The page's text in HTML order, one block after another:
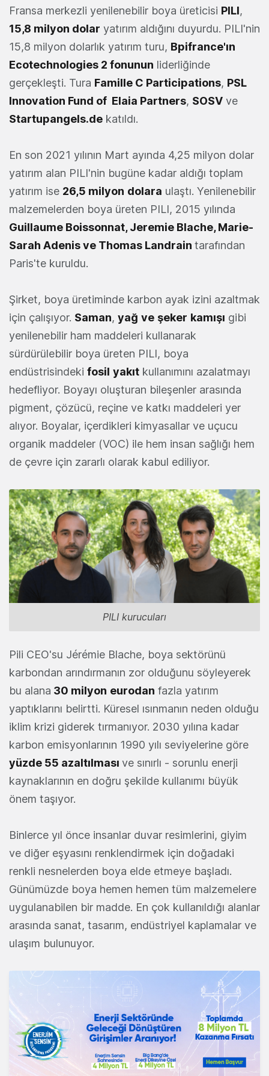
Fransa merkezli yenilenebilir boya üreticisi PILI,
15,8 milyon dolar yatırım aldığını duyurdu. PILI'nin
15,8 milyon dolarlık yatırım turu, Bpifrance'ın
Ecotechnologies 2 fonunun liderliğinde
gerçekleşti. Tura Famille C Participations, PSL
Innovation Fund of Elaia Partners, SOSV ve
Startupangels.de katıldı.
En son 2021 yılının Mart ayında 4,25 milyon dolar
yatırım alan PILI'nin bugüne kadar aldığı toplam
yatırım ise 26,5 milyon dolara ulaştı. Yenilenebilir
malzemelerden boya üreten PILI, 2015 yılında
Guillaume Boissonnat, Jeremie Blache, Marie-
Sarah Adenis ve Thomas Landrain tarafından
Paris'te kuruldu.
Şirket, boya üretiminde karbon ayak izini azaltmak
için çalışıyor. Saman, yağ ve şeker kamışı gibi
yenilenebilir ham maddeleri kullanarak
sürdürülebilir boya üreten PILI, boya
endüstrisindeki fosil yakıt kullanımını azalatmayı
hedefliyor. Boyayı oluşturan bileşenler arasında
pigment, çözücü, reçine ve katkı maddeleri yer
alıyor. Boyalar, içerdikleri kimyasallar ve uçucu
organik maddeler (VOC) ile hem insan sağlığı hem
de çevre için zararlı olarak kabul ediliyor.
PILI kurucuları
Pili CEO'su Jérémie Blache, boya sektörünü
karbondan arındırmanın zor olduğunu söyleyerek
bu alana 30 milyon eurodan fazla yatırım
yaptıklarını belirtti. Küresel ısınmanın neden olduğu
iklim krizi giderek tırmanıyor. 2030 yılına kadar
karbon emisyonlarının 1990 yılı seviyelerine göre
yüzde 55 azaltılması ve sınırlı - sorunlu enerji
kaynaklarının en doğru şekilde kullanımı büyük
önem taşıyor.
Binlerce yıl önce insanlar duvar resimlerini, giyim
ve diğer eşyasını renklendirmek için doğadaki
renkli nesnelerden boya elde etmeye başladı.
Günümüzde boya hemen hemen tüm malzemelere
uygulanabilen bir madde. En çok kullanıldığı alanlar
arasında sanat, tasarım, endüstriyel kaplamalar ve
ulaşım bulunuyor.